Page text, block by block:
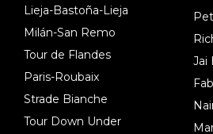
Lieja-Bastoña-Lieja
Milán-San Remo
Tour de Flandes
Paris-Roubaix
Strade Bianche
Tour Down Under
Jai